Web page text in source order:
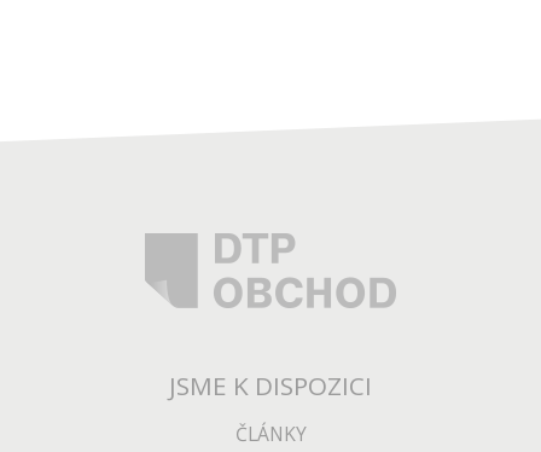
JSME K DISPOZICI
ČLÁNKY